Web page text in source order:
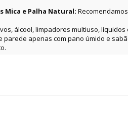
Mica e Palha Natural:
álcool, limpadores multiuso,
parede apenas com pano úmido e